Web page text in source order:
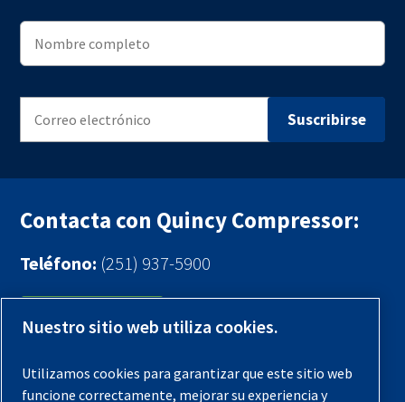
Contacta con Quincy Compressor:
Teléfono: (251) 937-5900
Contáctenos
Registra tu compresor
Nuestro sitio web utiliza cookies.
Utilizamos cookies para garantizar que este sitio web
funcione correctamente, mejorar su experiencia y